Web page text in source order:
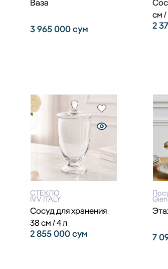
Ваза
3 965 000сум
см /
2
СТЕКЛО
IVV ITALY
Сосуд для хранения
38 см / 4 л
2 855 000сум
Gien
7